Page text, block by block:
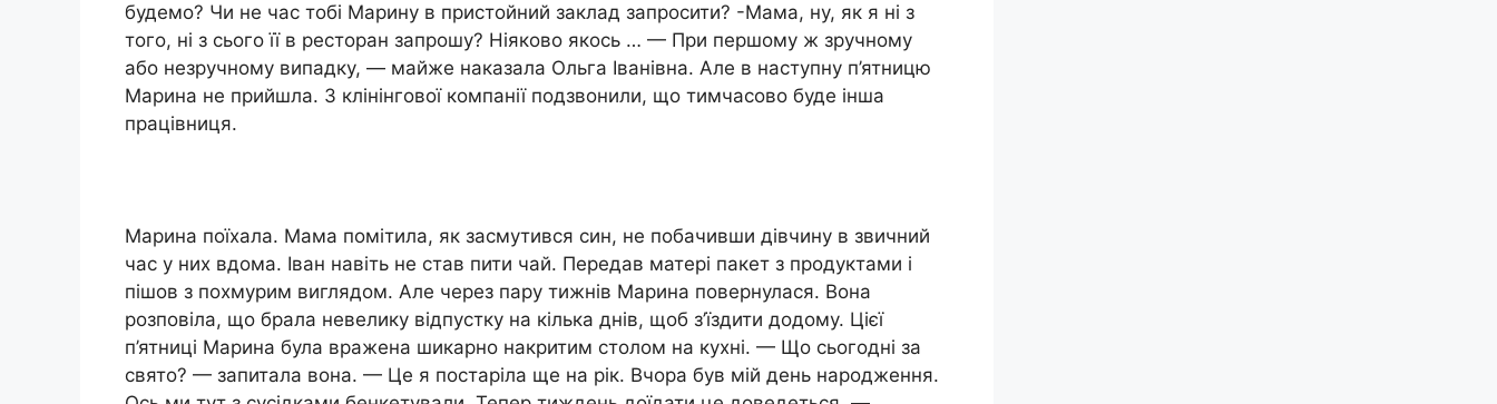
будемо? Чи не час тобі Марину в пристойний заклад запросити? -Мама, ну, як я ні з
того, ні з сього її в ресторан запрошу? Ніяково якось … — При першому ж зручному
або незручному випадку, — майже наказала Ольга Іванівна. Але в наступну п’ятницю
Марина не прийшла. З клінінгової компанії подзвонили, що тимчасово буде інша
працівниця.
Марина поїхала. Мама помітила, як засмутився син, не побачивши дівчину в звичний
час у них вдома. Іван навіть не став пити чай. Передав матері пакет з продуктами і
пішов з похмурим виглядом. Але через пару тижнів Марина повернулася. Вона
розповіла, що брала невелику відпустку на кілька днів, щоб з’їздити додому. Цієї
п’ятниці Марина була вражена шикарно накритим столом на кухні. — Що сьогодні за
свято? — запитала вона. — Це я постаріла ще на рік. Вчора був мій день народження.